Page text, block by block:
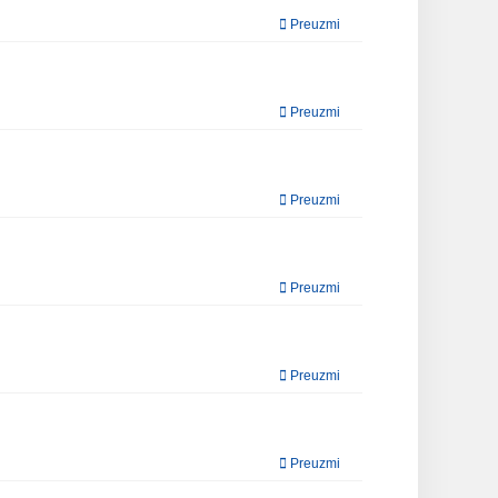
Preuzmi
Preuzmi
Preuzmi
Preuzmi
Preuzmi
Preuzmi